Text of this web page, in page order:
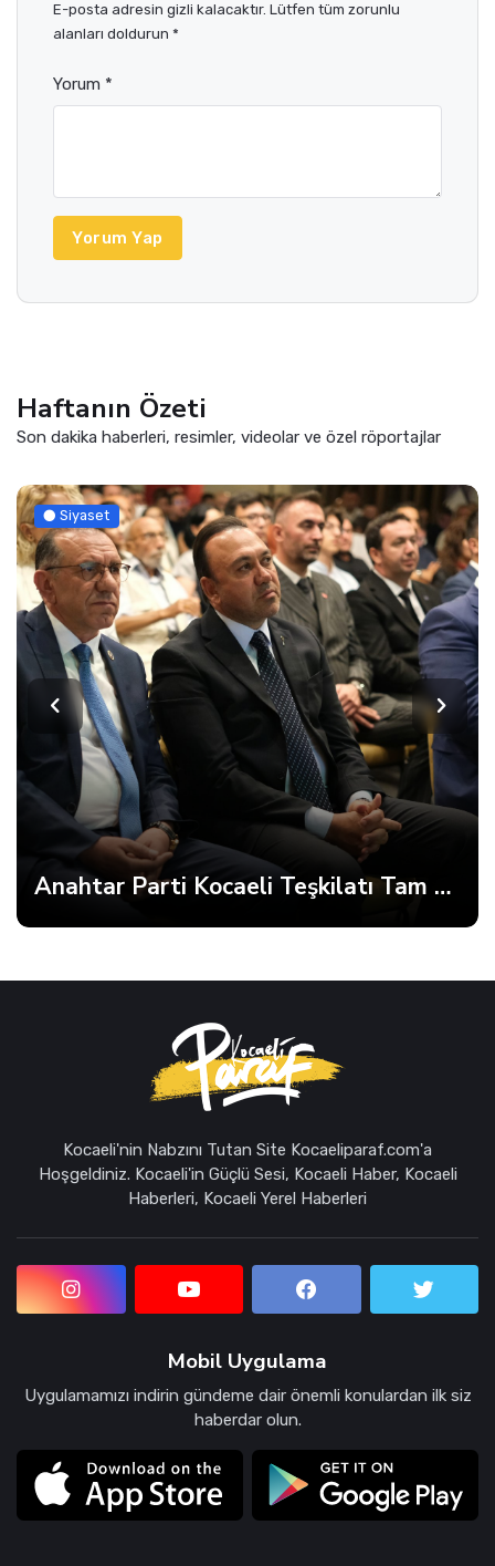
E-posta adresin gizli kalacaktır. Lütfen tüm zorunlu
alanları doldurun *
Yorum *
Yorum Yap
Haftanın Özeti
Son dakika haberleri, resimler, videolar ve özel röportajlar
Siyaset
Anahtar Parti Kocaeli Teşkilatı Tam Kadro Toplandı
Kocaeli'nin Nabzını Tutan Site Kocaeliparaf.com'a
Hoşgeldiniz. Kocaeli'in Güçlü Sesi, Kocaeli Haber, Kocaeli
Haberleri, Kocaeli Yerel Haberleri
Mobil Uygulama
Uygulamamızı indirin gündeme dair önemli konulardan ilk siz
haberdar olun.